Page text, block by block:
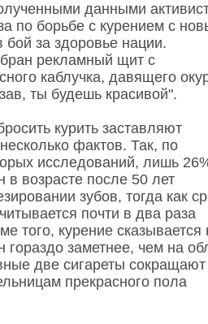
данными
по борьбе с курением с
за здоровье нации.
рекламный щит с
каблучка, давящего
ты будешь красивой".
курить заставляют
фактов. Так, по
исследований, лишь
возрасте после 50 лет
зубов, тогда как
почти в два раза
того, курение сказывается
заметнее, чем на
две сигареты сокращают
прекрасного пола